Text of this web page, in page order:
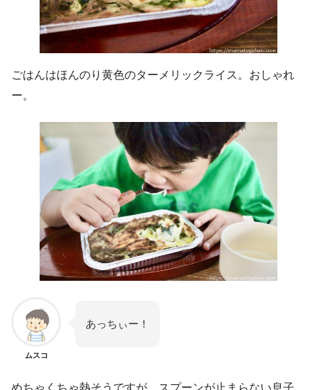
ごはんはほんのり黄色のターメリックライス。おしゃれ
ー。
ムスコ
あっちぃー！
めちゃくちゃ熱そうですが、スプーンが止まらない息子。